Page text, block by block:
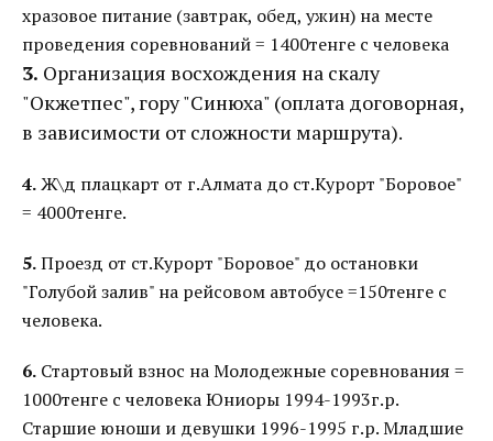
хразовое питание (завтрак, обед, ужин) на месте
проведения соревнований = 1400тенге с человека
3. Организация восхождения на скалу
"Окжетпес", гору "Синюха" (оплата договорная,
в зависимости от сложности маршрута).
4.Ж\д плацкарт от г.Алмата до ст.Курорт "Боровое"
= 4000тенге.
5.Проезд от ст.Курорт "Боровое" до остановки
"Голубой залив" на рейсовом автобусе =150тенге с
человека.
6. Стартовый взнос на Молодежные соревнования =
1000тенге с человека Юниоры 1994-1993г.р.
Старшие юноши и девушки 1996-1995 г.р. Младшие